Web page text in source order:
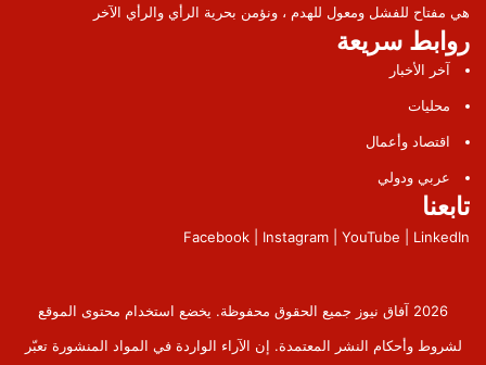
هي مفتاح للفشل ومعول للهدم ، ونؤمن بحرية الرأي والرأي الآخر
روابط سريعة
آخر الأخبار
محليات
اقتصاد وأعمال
عربي ودولي
تابعنا
Facebook | Instagram | YouTube | LinkedIn
2026 آفاق نيوز جميع الحقوق محفوظة. يخضع استخدام محتوى الموقع
لشروط وأحكام النشر المعتمدة. إن الآراء الواردة في المواد المنشورة تعبّر